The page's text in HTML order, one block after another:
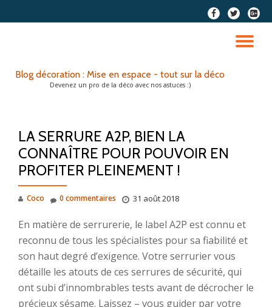
fa-
facebook
fa-
twitter
fa-
plus-
Blog décoration : Mise en espace - tout sur la déco
Devenez un pro de la déco avec nos astuces :)
LA SERRURE A2P, BIEN LA
CONNAÎTRE POUR POUVOIR EN
PROFITER PLEINEMENT !
Coco 31 août 2018
0 commentaires
En matière de serrurerie, le label A2P est connu et
reconnu de tous les spécialistes pour sa fiabilité et
son haut degré d’exigence. Votre serrurier vous
détaille les atouts de ces serrures de sécurité, qui
ont subi d’innombrables tests avant de décrocher le
précieux sésame. Laissez – vous guider par votre